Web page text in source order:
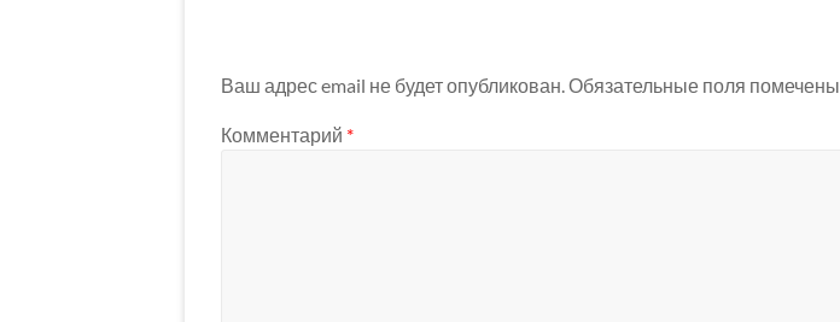
Ваш адрес email не будет опубликован. Обязательные поля помечены
Комментарий *